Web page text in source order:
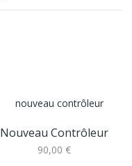
Nouveau Contrôleur
90,00 €